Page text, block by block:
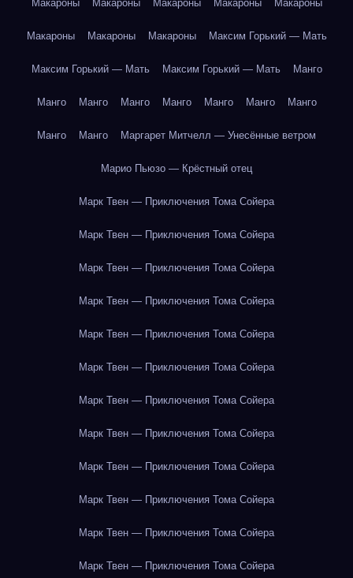
Макароны Макароны Макароны Макароны Макароны
Макароны Макароны Макароны Максим Горький — Мать
Максим Горький — Мать Максим Горький — Мать Манго
Манго Манго Манго Манго Манго Манго Манго
Манго Манго Маргарет Митчелл — Унесённые ветром
Марио Пьюзо — Крёстный отец
Марк Твен — Приключения Тома Сойера
Марк Твен — Приключения Тома Сойера
Марк Твен — Приключения Тома Сойера
Марк Твен — Приключения Тома Сойера
Марк Твен — Приключения Тома Сойера
Марк Твен — Приключения Тома Сойера
Марк Твен — Приключения Тома Сойера
Марк Твен — Приключения Тома Сойера
Марк Твен — Приключения Тома Сойера
Марк Твен — Приключения Тома Сойера
Марк Твен — Приключения Тома Сойера
Марк Твен — Приключения Тома Сойера